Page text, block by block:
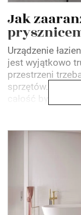
Jak
Urządzenie
jest wyjątkowo
przestrzeni
sprzętów. W
całość była...